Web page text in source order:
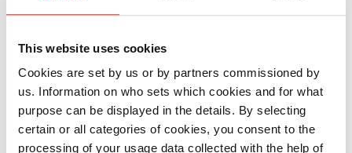
This website uses cookies
Cookies are set by us or by partners commissioned by
us. Information on who sets which cookies and for what
purpose can be displayed in the details. By selecting
certain or all categories of cookies, you consent to the
processing of your usage data collected with the help of
er eine zuverlässige Umreifung für Transport
und Lagerung. Der Quicklink-Draht hat einen
Durchmesser von 2,95 mm und eine Länge von
4500 mm und ist optimal auf den Einsatz in der
horizontalen Ballenpresse HSM HL 3521 S